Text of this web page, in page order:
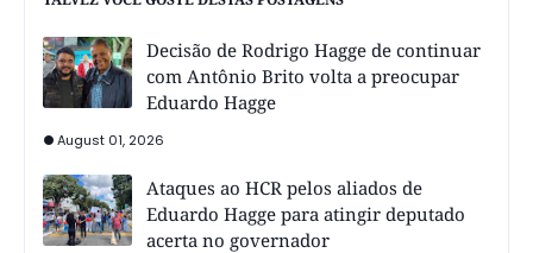
Decisão de Rodrigo Hagge de continuar
com Antônio Brito volta a preocupar
Eduardo Hagge
August 01, 2026
Ataques ao HCR pelos aliados de
Eduardo Hagge para atingir deputado
acerta no governador